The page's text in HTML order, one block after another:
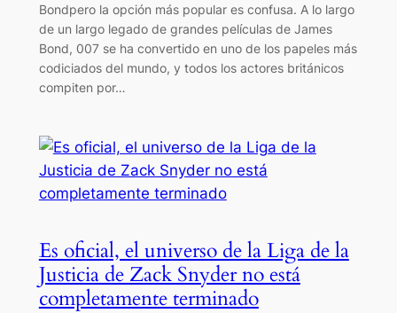
Bondpero la opción más popular es confusa. A lo largo
de un largo legado de grandes películas de James
Bond, 007 se ha convertido en uno de los papeles más
codiciados del mundo, y todos los actores británicos
compiten por…
Es oficial, el universo de la Liga de la
Justicia de Zack Snyder no está
completamente terminado